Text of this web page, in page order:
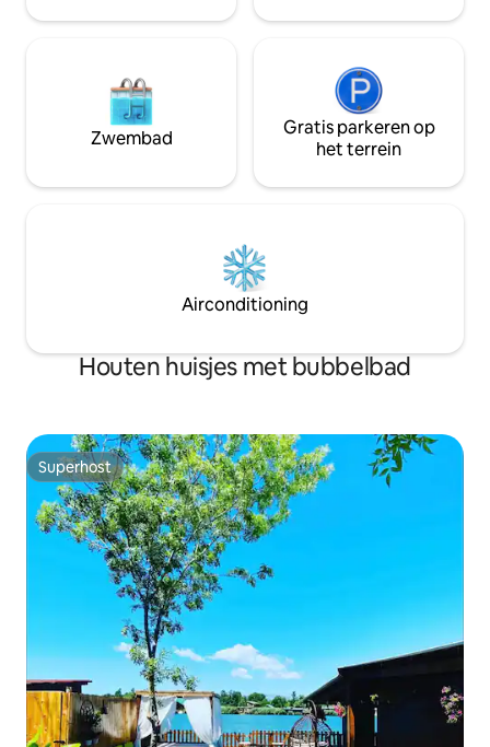
parkeerplaatsen.
Zwembad
Gratis parkeren op
het terrein
Airconditioning
Houten huisjes met bubbelbad
Superhost
Superhost